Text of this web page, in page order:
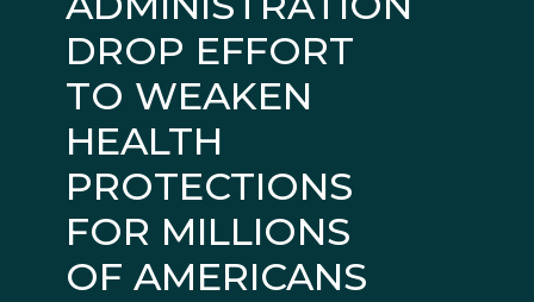
DROP EFFORT
TO WEAKEN
HEALTH
PROTECTIONS
FOR MILLIONS
OF AMERICANS